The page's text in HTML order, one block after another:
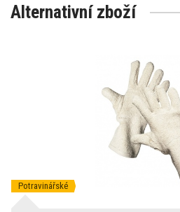
Alternativní zboží
Potravinářské